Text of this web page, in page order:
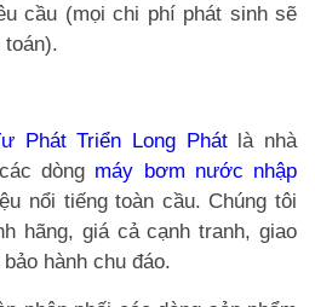
cầu (mọi chi phí phát sinh sẽ
toán).
Phát Triển Long Phátlà nhà
dòng máy bơm nước nhập
nổi tiếng toàn cầu. Chúng tôi
hãng, giá cả cạnh tranh, giao
hành chu đáo.